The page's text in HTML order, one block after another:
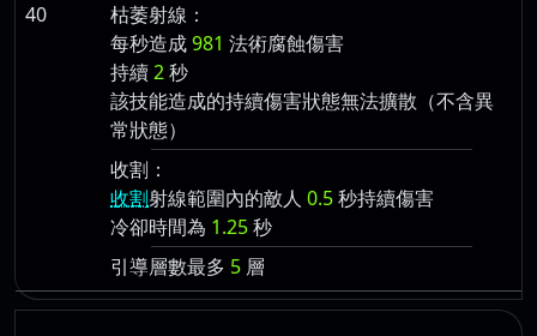
40
枯萎射線：
每秒造成981 法術腐蝕傷害
持續2秒
該技能造成的持續傷害狀態無法擴散（不含異
常狀態）
收割：
收割射線範圍內的敵人 0.5秒持續傷害
冷卻時間為 1.25秒
引導層數最多 5 層